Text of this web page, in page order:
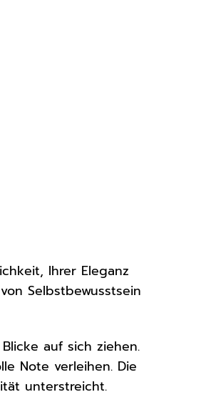
Ihrer Eleganz
Selbstbewusstsein
auf sich ziehen.
Note verleihen. Die
unterstreicht.